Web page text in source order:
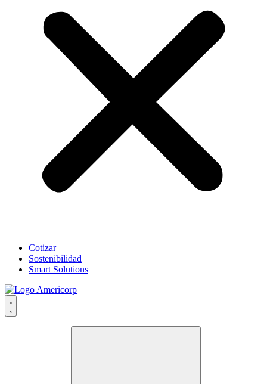
Cotizar
Sostenibilidad
Smart Solutions